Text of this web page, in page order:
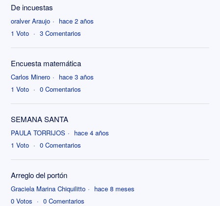
De incuestas
oralver Araujo
hace 2 años
1 Voto 3 Comentarios
Encuesta matemática
Carlos Minero
hace 3 años
1 Voto 0 Comentarios
SEMANA SANTA
PAULA TORRIJOS
hace 4 años
1 Voto 0 Comentarios
Arreglo del portón
Graciela Marina Chiquilitto
hace 8 meses
0 Votos 0 Comentarios